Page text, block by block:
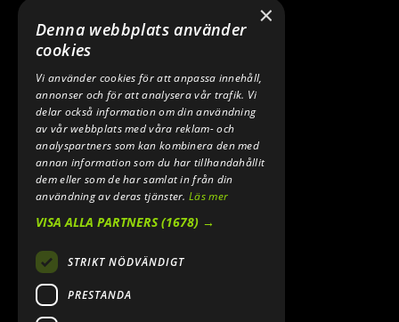
TELEFON:
0640 200 50
E-POST:
INFO@SPEEDSHOPEN.SE
ÅNGRA MITT KÖP
×
Denna webbplats använder
cookies
Vi använder cookies för att anpassa innehåll,
annonser och för att analysera vår trafik. Vi
delar också information om din användning
av vår webbplats med våra reklam- och
analyspartners som kan kombinera den med
annan information som du har tillhandahållit
dem eller som de har samlat in från din
användning av deras tjänster.Läs mer
VISA ALLA PARTNERS(1678) →
STRIKT NÖDVÄNDIGT
PRESTANDA